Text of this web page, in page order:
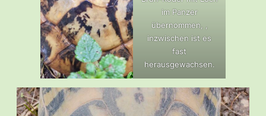
im Panzer
übernommen, ,
inzwischen ist es
fast
herausgewachsen.